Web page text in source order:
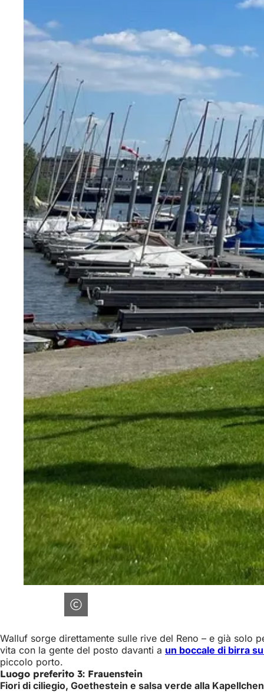
Walluf sorge direttamente sulle rive del Reno – e già solo
vita con la gente del posto davanti a un boccale di birra
piccolo porto.
Luogo preferito 3: Frauenstein
Fiori di ciliegio, Goethestein e salsa verde alla Kapellchen